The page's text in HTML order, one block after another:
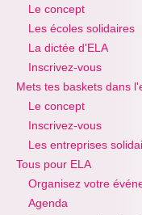
Le concept
Les écoles solidaires
La dictée d'ELA
Inscrivez-vous
Mets tes baskets dans
Le concept
Inscrivez-vous
Les entreprises
Tous pour ELA
Organisez votre
Agenda